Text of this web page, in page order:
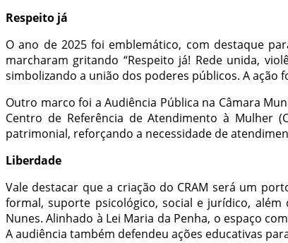
Respeito já
O ano de 2025 foi emblemático, com destaque
marcharam gritando “Respeito já! Rede unida,
simbolizando a união dos poderes públicos. A ação
Outro marco foi a Audiência Pública na Câmara
Centro de Referência de Atendimento à Mulher
patrimonial, reforçando a necessidade de
Liberdade
Vale destacar que a criação do CRAM será um
formal, suporte psicológico, social e jurídico, além
Nunes. Alinhado à Lei Maria da Penha, o espaço
A audiência também defendeu ações educativas